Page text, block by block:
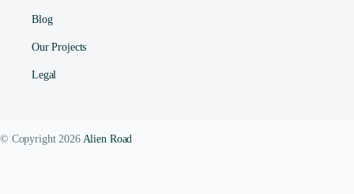
Blog
Our Projects
Legal
© Copyright 2026 Alien Road